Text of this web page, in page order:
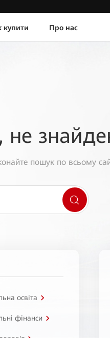
купити Про нас
не
пошук по всьому
освіта
фінанси